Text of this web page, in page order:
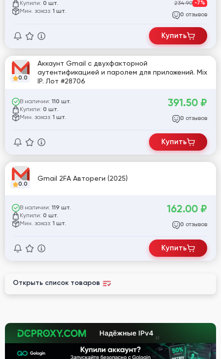
Купили: 0 шт.
Мин. заказ: 1 шт.
234.90 -7%
0 отзывов
Купить
0.0
Аккаунт Gmail с двухфакторной
аутентификацией и паролем для приложений. Mix
IP. Лот #28706
В наличии: 110 шт.
Купили: 0 шт.
Мин. заказ: 1 шт.
391.50 ₽
0 отзывов
Купить
0.0
Gmail 2FA Автореги (2025)
В наличии: 119 шт.
Купили: 0 шт.
Мин. заказ: 1 шт.
162.00 ₽
0 отзывов
Купить
Открыть список товаров